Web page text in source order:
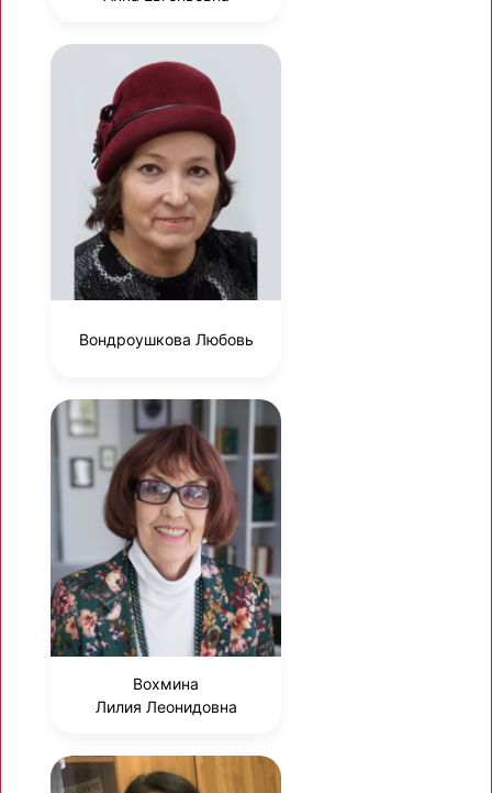
Вондроушкова Любовь
Вохмина
Лилия Леонидовна